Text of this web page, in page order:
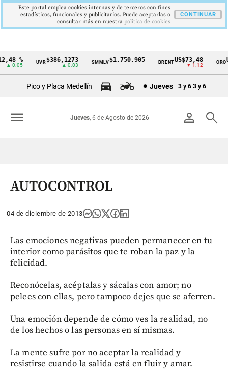
Cintillo
Colombia
%
▲ 0.05
UVR$386,1273
▲ 0.03
SMMLV$1.750.905 BRENTUS$73,48
▼ 1.12
ORO
Pico y Placa Medellín Jueves 3 y 6 3 y 6
person search
Jueves, 6 de Agosto de 2026
menu
AUTOCONTROL
04 de diciembre de 2013
Las emociones negativas pueden permanecer en tu
interior como parásitos que te roban la paz y la
felicidad.
Reconócelas, acéptalas y sácalas con amor; no
pelees con ellas, pero tampoco dejes que se aferren.
Una emoción depende de cómo ves la realidad, no
de los hechos o las personas en sí mismas.
La mente sufre por no aceptar la realidad y
resistirse cuando la salida está en fluir y amar.
Este portal emplea cookies internas y de terceros con fines
estadísticos, funcionales y publicitarios. Puede aceptarlas o
consultar más en nuestra politica de cookies
CONTINUAR